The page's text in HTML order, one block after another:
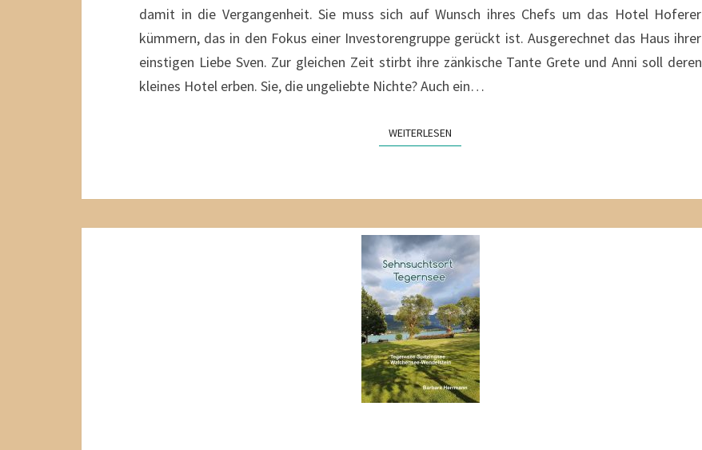
damit in die Vergangenheit. Sie muss sich auf Wunsch ihres Chefs um das Hotel Hoferer
kümmern, das in den Fokus einer Investorengruppe gerückt ist. Ausgerechnet das Haus ihrer
einstigen Liebe Sven. Zur gleichen Zeit stirbt ihre zänkische Tante Grete und Anni soll deren
kleines Hotel erben. Sie, die ungeliebte Nichte? Auch ein…
WEITERLESEN